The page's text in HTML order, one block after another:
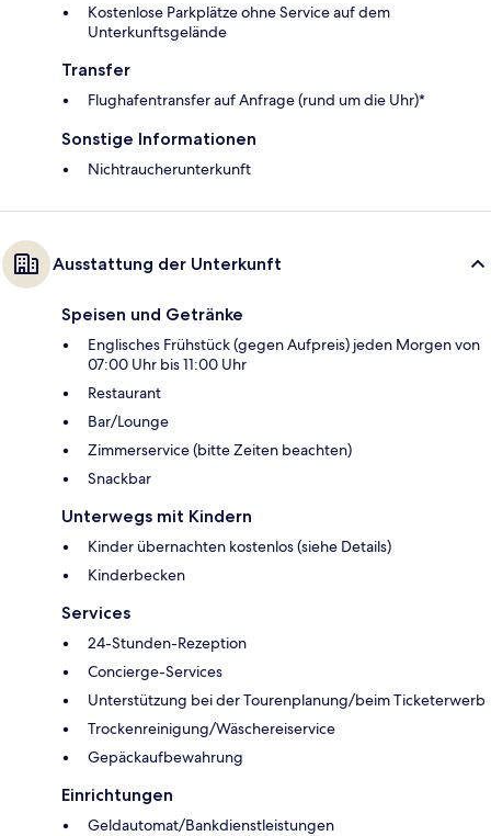
Kostenlose Parkplätze ohne Service auf dem
Unterkunftsgelände
Transfer
Flughafentransfer auf Anfrage (rund um die Uhr)*
Sonstige Informationen
Nichtraucherunterkunft
Ausstattung der Unterkunft
Speisen und Getränke
Englisches Frühstück (gegen Aufpreis) jeden Morgen von
07:00 Uhr bis 11:00 Uhr
Restaurant
Bar/Lounge
Zimmerservice (bitte Zeiten beachten)
Snackbar
Unterwegs mit Kindern
Kinder übernachten kostenlos (siehe Details)
Kinderbecken
Services
24-Stunden-Rezeption
Concierge-Services
Unterstützung bei der Tourenplanung/beim Ticketerwerb
Trockenreinigung/Wäschereiservice
Gepäckaufbewahrung
Einrichtungen
Geldautomat/Bankdienstleistungen